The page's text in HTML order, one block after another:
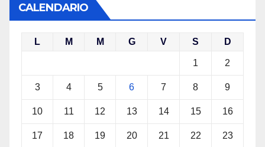
CALENDARIO
L M M G V S D
1 2
3 4 5 6 7 8 9
10 11 12 13 14 15 16
17 18 19 20 21 22 23